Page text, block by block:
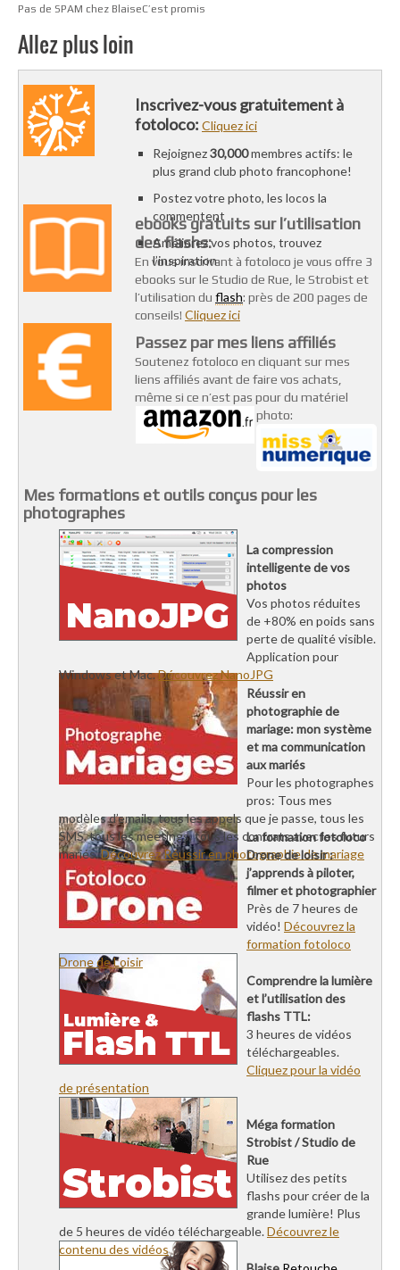
Pas de SPAM chez BlaiseC’est promis
Allez plus loin
Inscrivez-vous gratuitement à
fotoloco: Cliquez ici
Rejoignez30,000membres actifs: le
plus grand club photo francophone!
Postez votre photo, les locos la
commentent
Améliorez vos photos, trouvez
l’inspiration
ebooks gratuits sur l’utilisation
des flashs:
En vous inscrivant à fotoloco je vous offre 3
ebooks sur le Studio de Rue, le Strobist et
l’utilisation du flash: près de 200 pages de
conseils! Cliquez ici
Passez par mes liens affiliés
Soutenez fotoloco en cliquant sur mes
liens affiliés avant de faire vos achats,
même si ce n’est pas pour du matériel
photo:
Mes formations et outils conçus pour les
photographes
La compression
intelligente de vos
photos
Vos photos réduites
de +80% en poids sans
perte de qualité visible.
Application pour
Windows et Mac.Découvrez NanoJPG
Réussir en
photographie de
mariage: mon système
et ma communication
aux mariés
Pour les photographes
pros: Tous mes
modèles d’emails, tous les appels que je passe, tous les
SMS, tous les meetings, tous les contrats avec les futurs
mariés.Découvrez Réussir en photographie de mariage
La formation fotoloco
Drone de loisir :
j’apprends à piloter,
filmer et photographier
Près de 7 heures de
vidéo! Découvrez la
formation fotoloco
Drone de Loisir
Comprendre la lumière
et l’utilisation des
flashs TTL:
3 heures de vidéos
téléchargeables.
Cliquez pour la vidéo
de présentation
Méga formation
Strobist / Studio de
Rue
Utilisez des petits
flashs pour créer de la
grande lumière! Plus
de 5 heures de vidéo téléchargeable.Découvrez le
contenu des vidéos